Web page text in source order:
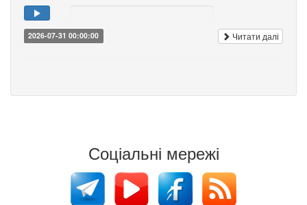
2026-07-31 00:00:00 Читати далі
Соціальні мережі